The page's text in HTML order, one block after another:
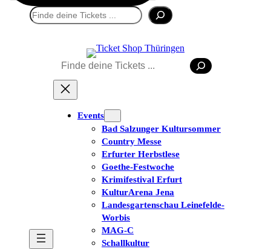
Suchen
Suchen
Events
Bad Salzunger Kultursommer
Country Messe
Erfurter Herbstlese
Goethe-Festwoche
Krimifestival Erfurt
KulturArena Jena
Landesgartenschau Leinefelde-
Worbis
MAG-C
Schallkultur